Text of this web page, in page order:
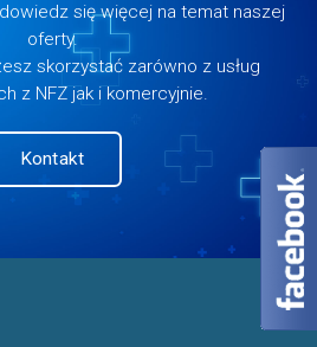
się więcej na temat naszej
oferty.
skorzystać zarówno z usług
z NFZ jak i komercyjnie.
Kontakt